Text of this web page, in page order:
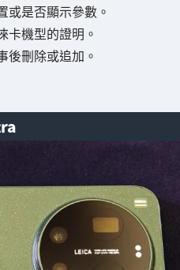
或是否顯示參數。
卡機型的證明。
後刪除或追加。